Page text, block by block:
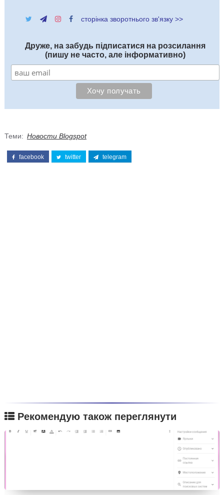
сторінка зворотнього зв'язку >>
Друже, на забудь підписатися на розсилання
(пишу не часто, але інформативно)
Теми: Новости Blogspot
facebook twitter telegram
Рекомендую також переглянути